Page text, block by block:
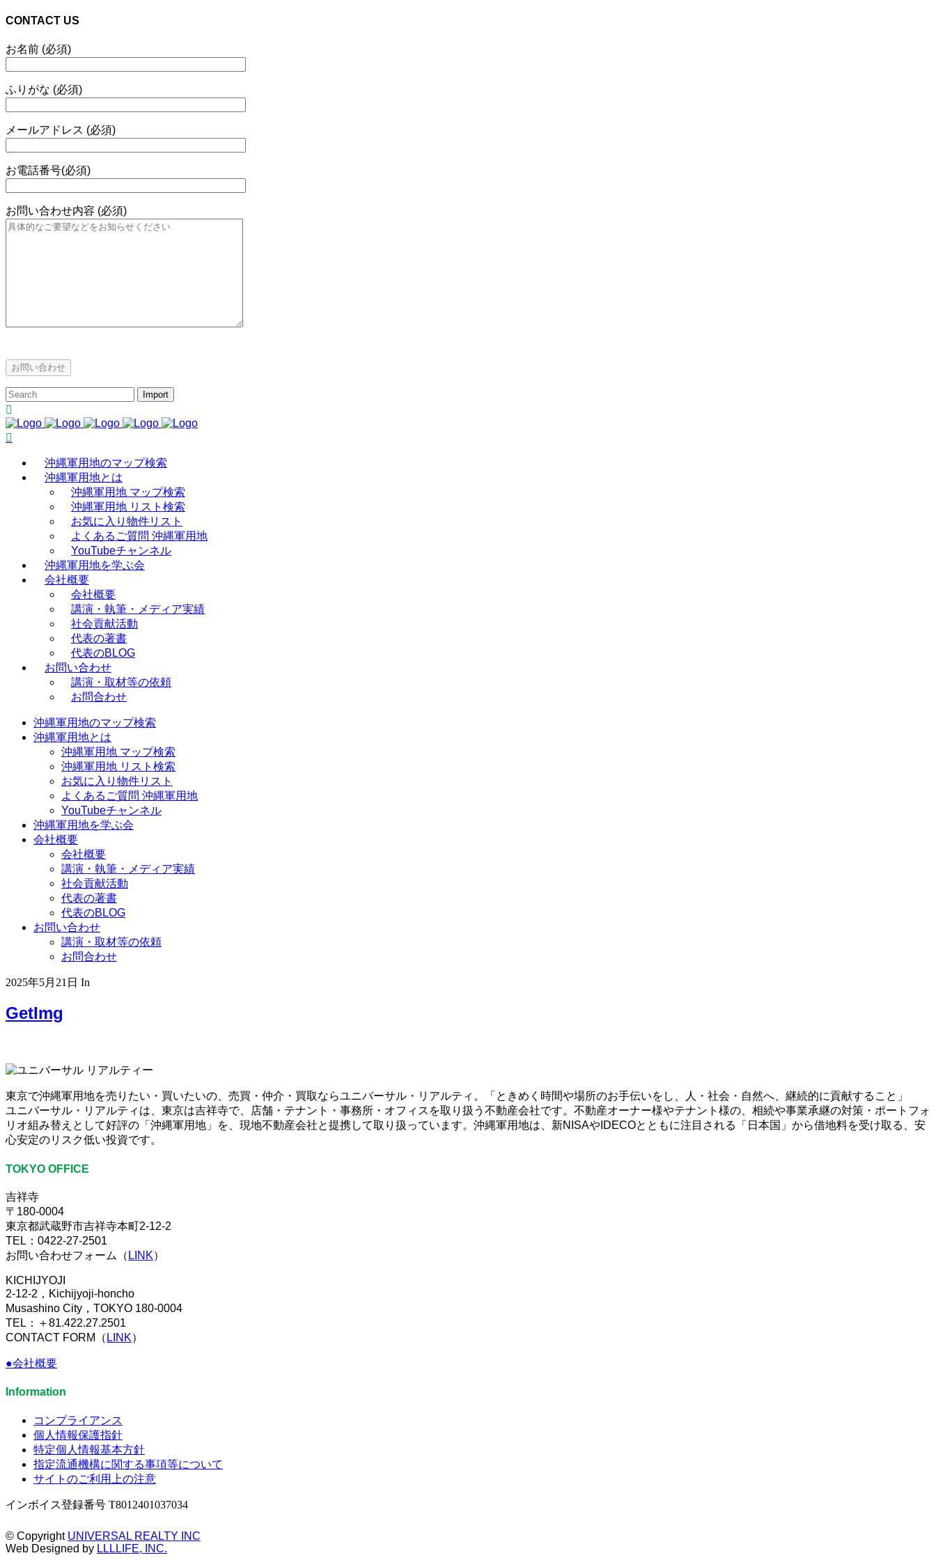
CONTACT US
お名前 (必須)
ふりがな (必須)
メールアドレス (必須)
お電話番号(必須)
お問い合わせ内容 (必須)
沖縄軍用地のマップ検索
沖縄軍用地とは
沖縄軍用地 マップ検索
沖縄軍用地 リスト検索
お気に入り物件リスト
よくあるご質問 沖縄軍用地
YouTubeチャンネル
沖縄軍用地を学ぶ会
会社概要
会社概要
講演・執筆・メディア実績
社会貢献活動
代表の著書
代表のBLOG
お問い合わせ
講演・取材等の依頼
お問合わせ
沖縄軍用地のマップ検索
沖縄軍用地とは
沖縄軍用地 マップ検索
沖縄軍用地 リスト検索
お気に入り物件リスト
よくあるご質問 沖縄軍用地
YouTubeチャンネル
沖縄軍用地を学ぶ会
会社概要
会社概要
講演・執筆・メディア実績
社会貢献活動
代表の著書
代表のBLOG
お問い合わせ
講演・取材等の依頼
お問合わせ
2025年5月21日 In
GetImg
東京で沖縄軍用地を売りたい・買いたいの、売買・仲介・買取ならユニバーサル・リアルティ。「ときめく時間や場所のお手伝いをし、人・社会・自然へ、継続的に貢献すること」
ユニバーサル・リアルティは、東京は吉祥寺で、店舗・テナント・事務所・オフィスを取り扱う不動産会社です。不動産オーナー様やテナント様の、相続や事業承継の対策・ポートフォ
リオ組み替えとして好評の「沖縄軍用地」を、現地不動産会社と提携して取り扱っています。沖縄軍用地は、新NISAやIDECOとともに注目される「日本国」から借地料を受け取る、安
心安定のリスク低い投資です。
TOKYO OFFICE
吉祥寺
〒180-0004
東京都武蔵野市吉祥寺本町2-12-2
TEL：0422-27-2501
お問い合わせフォーム（ LINK）
KICHIJYOJI
2-12-2，Kichijyoji-honcho
Musashino City，TOKYO 180-0004
TEL：＋81.422.27.2501
CONTACT FORM（ LINK）
●会社概要
Information
コンプライアンス
個人情報保護指針
特定個人情報基本方針
指定流通機構に関する事項等について
サイトのご利用上の注意
インボイス登録番号 T8012401037034
© Copyright UNIVERSAL REALTY INC
Web Designed by LLLLIFE, INC.